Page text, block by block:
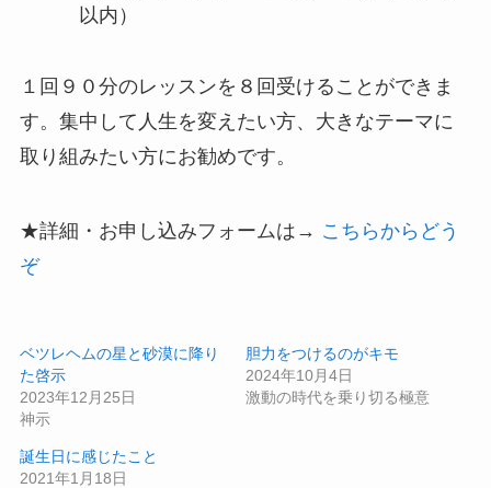
以内）
１回９０分のレッスンを８回受けることができま
す。集中して人生を変えたい方、大きなテーマに
取り組みたい方にお勧めです。
★詳細・お申し込みフォームは→ こちらからどう
ぞ
ベツレヘムの星と砂漠に降り
た啓示
2023年12月25日
神示
胆力をつけるのがキモ
2024年10月4日
激動の時代を乗り切る極意
誕生日に感じたこと
2021年1月18日